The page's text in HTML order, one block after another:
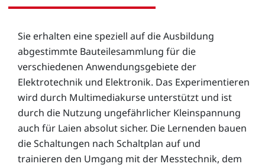
Sie erhalten eine speziell auf die Ausbildung
abgestimmte Bauteilesammlung für die
verschiedenen Anwendungsgebiete der
Elektrotechnik und Elektronik. Das Experimentieren
wird durch Multimediakurse unterstützt und ist
durch die Nutzung ungefährlicher Kleinspannung
auch für Laien absolut sicher. Die Lernenden bauen
die Schaltungen nach Schaltplan auf und
trainieren den Umgang mit der Messtechnik, dem